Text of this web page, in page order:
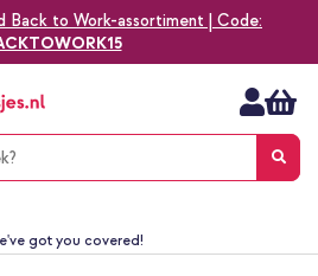
Back to Work-assortiment | Code:
tablet, smartwatch of laptop
got you covered!